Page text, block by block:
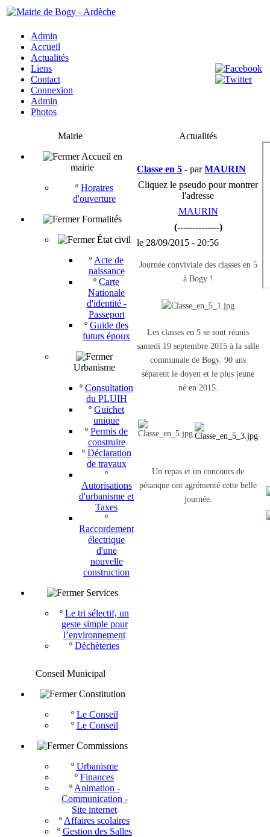
Admin
Accueil
Actualités
Liens
Contact
Connexion
Admin
Photos
Mairie
Accueil en
mairie
º Horaires
d'ouverture
Formalités
État civil
º Acte de
naissance
º Carte
Nationale
d'identité -
Passeport
º Guide des
futurs époux
Urbanisme
º Consultation
du PLUIH
º Guichet
unique
º Permis de
construire
º Déclaration
de travaux
º
Autorisations
d'urbanisme et
Taxes
º
Raccordement
électrique
d'une
nouvelle
construction
Services
º Le tri sélectif, un
geste simple pour
l’environnement
º Déchèteries
Conseil Municipal
Constitution
º Le Conseil
º Le Conseil
Commissions
º Urbanisme
º Finances
º Animation -
Communication -
Site internet
º Affaires scolaires
º Gestion des Salles
Actualités
Classe en 5 - parMAURIN
Cliquez le pseudo pour montrer
l'adresse
MAURIN
(--------------)
le 28/09/2015 - 20:56
Journée conviviale des classes en 5
à Bogy !
Les classes en 5 se sont réunis
samedi 19 septembre 2015 à la salle
communale de Bogy. 90 ans
séparent le doyen et le plus jeune
né en 2015.
Un repas et un concours de
pétanque ont agrémenté cette belle
journée.